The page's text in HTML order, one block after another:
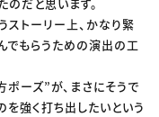
のだと思います。
ストーリー上、かなり緊
でもらうための演出の工
ーズ”が、まさにそうで
を強く打ち出したいという